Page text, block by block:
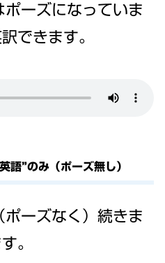
ーズになっていま
できます。
語”のみ（ポーズ無し）
ーズなく）続きま
。